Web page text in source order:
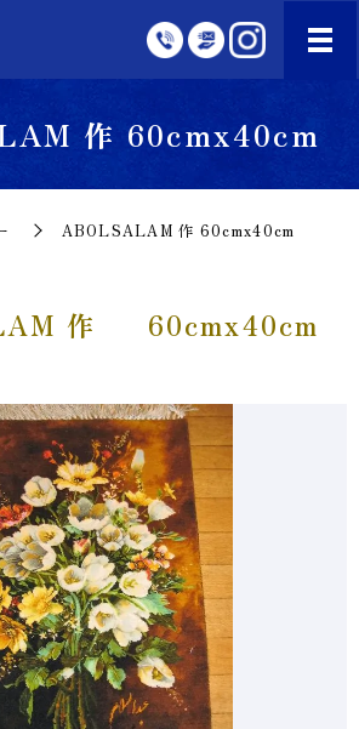
作 60cmx40cm
ABOLSALAM 作 60cmx40cm
作 60cmx40cm